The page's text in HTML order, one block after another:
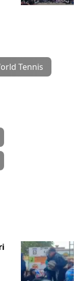
Tennis